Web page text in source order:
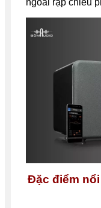
ngoài rạp chiếu
Đặc điểm